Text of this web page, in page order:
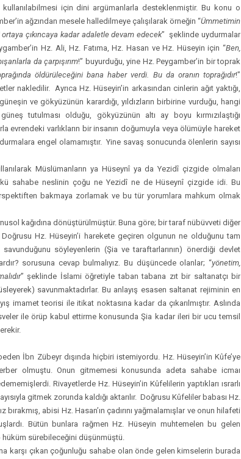
için dini argümanlarla desteklenmiştir. Bu konu o
ağzından mesele halledilmeye çalışılarak örneğin “Ümmetimin
çıkıncaya kadar adaletle devam edecek” şeklinde uydurmalar
Hz. Ali, Hz. Fatıma, Hz. Hasan ve Hz. Hüseyin için “Ben,
da çarpışırım!” buyurduğu, yine Hz. Peygamber’in bir toprak
öldürüleceğini bana haber verdi. Bu da oranın toprağıdır!”
nakledilir. Ayrıca Hz. Hüseyin’in arkasından cinlerin ağıt yaktığı,
ve gökyüzünün karardığı, yıldızların birbirine vurduğu, hangi
tutulması olduğu, gökyüzünün altı ay boyu kırmızılaştığı
evrendeki varlıkların bir insanın doğumuyla veya ölümüyle hareket
engel olamamıştır. Yine savaş sonucunda ölenlerin sayısı
Müslümanların ya Hüseynî ya da Yezidî çizgide olmaları
sahabe neslinin çoğu ne Yezidî ne de Hüseynî çizgide idi. Bu
bakmaya zorlamak ve bu tür yorumlara mahkum olmak
kağıdına dönüştürülmüştür. Buna göre; bir taraf nübüvveti diğer
Hz. Hüseyin’i harekete geçiren olgunun ne olduğunu tam
söyleyenlerin (Şia ve taraftarlarının) önerdiği devlet
sorusuna cevap bulmalıyız. Bu düşüncede olanlar; “yönetim,
” şeklinde İslami öğretiyle taban tabana zıt bir saltanatçı bir
savunmaktadırlar. Bu anlayış esasen saltanat rejiminin en
imamet teorisi ile itikat noktasına kadar da çıkarılmıştır. Aslında
ile örüp kabul ettirme konusunda Şia kadar ileri bir ucu temsil
İbn Zübeyr dışında hiçbiri istemiyordu. Hz. Hüseyin’in Kûfe’ye
olmuştu. Onun gitmemesi konusunda adeta sahabe icmaı
Rivayetlerde Hz. Hüseyin’in Kûfelilerin yaptıkları ısrarlı
gitmek zorunda kaldığı aktarılır. Doğrusu Kûfeliler babası Hz.
bırakmış, abisi Hz. Hasan’ın çadırını yağmalamışlar ve onun hilafeti
Bütün bunlara rağmen Hz. Hüseyin muhtemelen bu gelen
sürebileceğini düşünmüştü.
karşı çıkan çoğunluğu sahabe olan önde gelen kimselerin burada